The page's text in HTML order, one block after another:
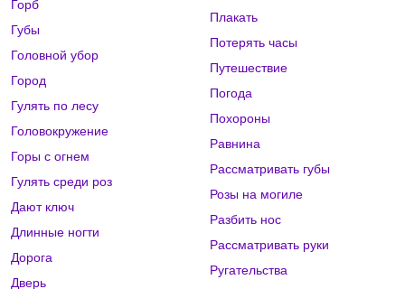
Горб
Губы
Головной убор
Город
Гулять по лесу
Головокружение
Горы с огнем
Гулять среди роз
Дают ключ
Длинные ногти
Дорога
Дверь
Плакать
Потерять часы
Путешествие
Погода
Похороны
Равнина
Рассматривать губы
Розы на могиле
Разбить нос
Рассматривать руки
Ругательства